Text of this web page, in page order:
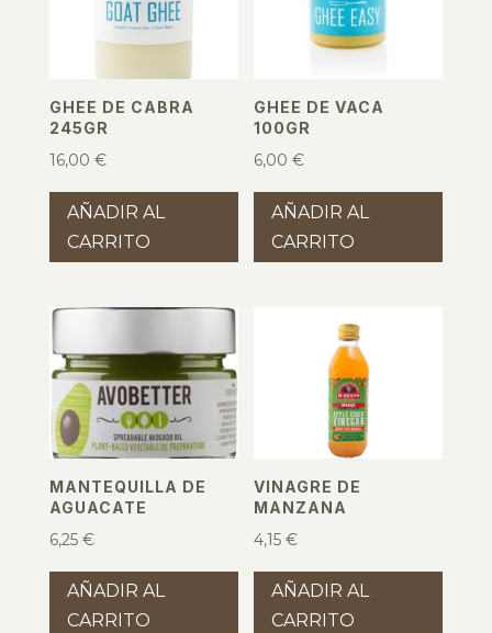
GHEE DE CABRA
245GR
16,00 €
AÑADIR AL
CARRITO
GHEE DE VACA
100GR
6,00€
AÑADIR AL
CARRITO
MANTEQUILLA DE
AGUACATE
6,25 €
AÑADIR AL
CARRITO
VINAGRE DE
MANZANA
4,15€
AÑADIR AL
CARRITO